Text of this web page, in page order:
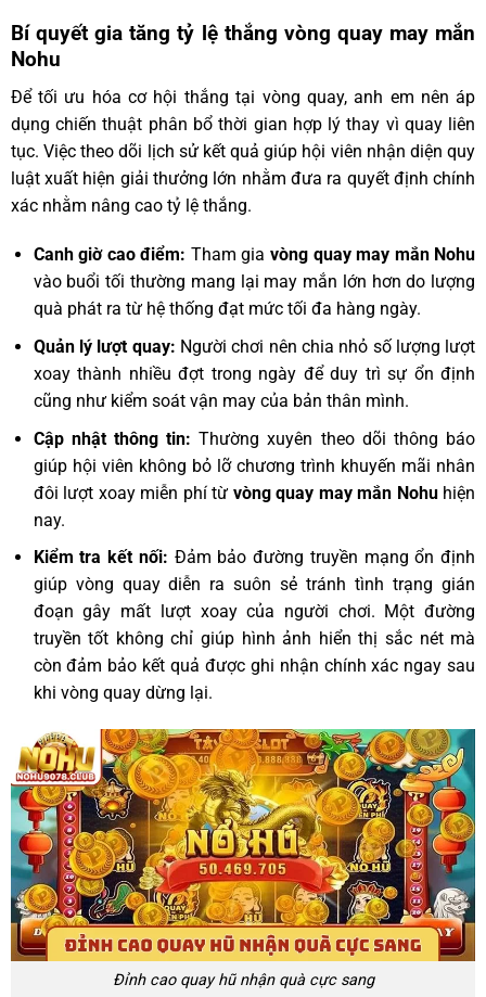
Bí quyết gia tăng tỷ lệ thắng vòng quay may mắn
Nohu
Để tối ưu hóa cơ hội thắng tại vòng quay, anh em nên áp
dụng chiến thuật phân bổ thời gian hợp lý thay vì quay liên
tục. Việc theo dõi lịch sử kết quả giúp hội viên nhận diện quy
luật xuất hiện giải thưởng lớn nhằm đưa ra quyết định chính
xác nhằm nâng cao tỷ lệ thắng.
Canh giờ cao điểm: Tham gia vòng quay may mắn Nohu
vào buổi tối thường mang lại may mắn lớn hơn do lượng
quà phát ra từ hệ thống đạt mức tối đa hàng ngày.
Quản lý lượt quay: Người chơi nên chia nhỏ số lượng lượt
xoay thành nhiều đợt trong ngày để duy trì sự ổn định
cũng như kiểm soát vận may của bản thân mình.
Cập nhật thông tin: Thường xuyên theo dõi thông báo
giúp hội viên không bỏ lỡ chương trình khuyến mãi nhân
đôi lượt xoay miễn phí từ vòng quay may mắn Nohuhiện
nay.
Kiểm tra kết nối: Đảm bảo đường truyền mạng ổn định
giúp vòng quay diễn ra suôn sẻ tránh tình trạng gián
đoạn gây mất lượt xoay của người chơi. Một đường
truyền tốt không chỉ giúp hình ảnh hiển thị sắc nét mà
còn đảm bảo kết quả được ghi nhận chính xác ngay sau
khi vòng quay dừng lại.
Đỉnh cao quay hũ nhận quà cực sang